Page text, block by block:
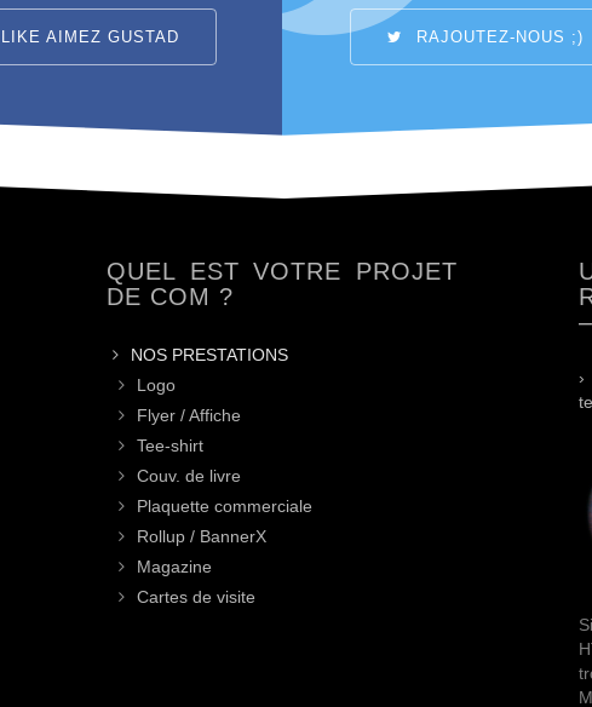
LIKE AIMEZ GUSTAD RAJOUTEZ-NOUS ;)
QUEL EST VOTRE PROJET
DE COM ?
NOS PRESTATIONS
Logo
Flyer / Affiche
Tee-shirt
Couv. de livre
Plaquette commerciale
Rollup / BannerX
Magazine
Cartes de visite